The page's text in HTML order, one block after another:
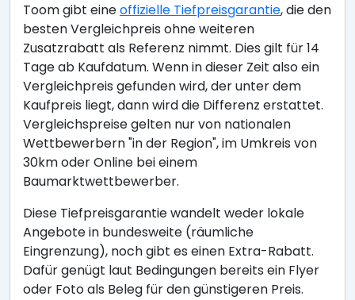
Toom gibt eineoffizielle Tiefpreisgarantie, die den
besten Vergleichpreis ohne weiteren
Zusatzrabatt als Referenz nimmt. Dies gilt für 14
Tage ab Kaufdatum. Wenn in dieser Zeit also ein
Vergleichpreis gefunden wird, der unter dem
Kaufpreis liegt, dann wird die Differenz erstattet.
Vergleichspreise gelten nur von nationalen
Wettbewerbern "in der Region", im Umkreis von
30km oder Online bei einem
Baumarktwettbewerber.
Diese Tiefpreisgarantie wandelt weder lokale
Angebote in bundesweite (räumliche
Eingrenzung), noch gibt es einen Extra-Rabatt.
Dafür genügt laut Bedingungen bereits ein Flyer
oder Foto als Beleg für den günstigeren Preis.